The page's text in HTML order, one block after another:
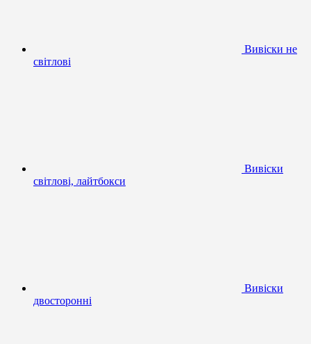
Вивіски не
світлові
Вивіски
світлові, лайтбокси
Вивіски
двосторонні